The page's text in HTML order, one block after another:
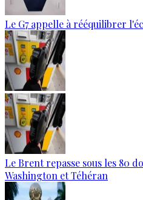
Le G7 appelle à rééquilibrer
Le Brent repasse sous les 80
Washington et Téhéran